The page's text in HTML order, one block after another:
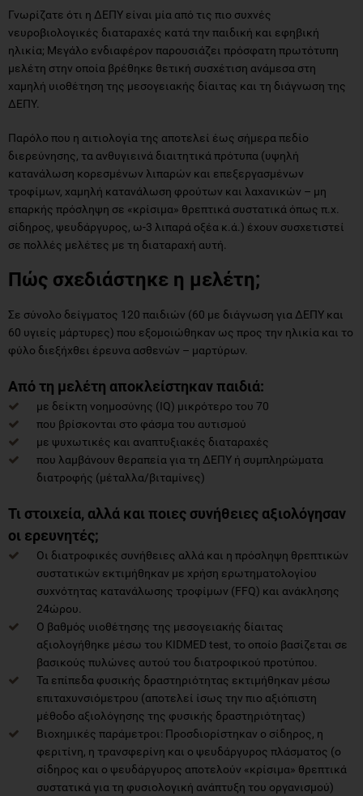
Γνωρίζατε ότι η ΔΕΠΥ είναι μία από τις πιο συχνές
νευροβιολογικές διαταραχές κατά την παιδική και εφηβική
ηλικία; Μεγάλο ενδιαφέρον παρουσιάζει πρόσφατη πρωτότυπη
μελέτη στην οποία βρέθηκε θετική συσχέτιση ανάμεσα στη
χαμηλή υιοθέτηση της μεσογειακής δίαιτας και τη διάγνωση της
ΔΕΠΥ.
Παρόλο που η αιτιολογία της αποτελεί έως σήμερα πεδίο
διερεύνησης, τα ανθυγιεινά διαιτητικά πρότυπα (υψηλή
κατανάλωση κορεσμένων λιπαρών και επεξεργασμένων
τροφίμων, χαμηλή κατανάλωση φρούτων και λαχανικών – μη
επαρκής πρόσληψη σε «κρίσιμα» θρεπτικά συστατικά όπως π.χ.
σίδηρος, ψευδάργυρος, ω-3 λιπαρά οξέα κ.ά.) έχουν συσχετιστεί
σε πολλές μελέτες με τη διαταραχή αυτή.
Πώς σχεδιάστηκε η μελέτη;
Σε σύνολο δείγματος 120 παιδιών (60 με διάγνωση για ΔΕΠΥ και
60 υγιείς μάρτυρες) που εξομοιώθηκαν ως προς την ηλικία και το
φύλο διεξήχθει έρευνα ασθενών – μαρτύρων.
Από τη μελέτη αποκλείστηκαν παιδιά:
με δείκτη νοημοσύνης (IQ) μικρότερο του 70
που βρίσκονται στο φάσμα του αυτισμού
με ψυχωτικές και αναπτυξιακές διαταραχές
που λαμβάνουν θεραπεία για τη ΔΕΠΥ ή συμπληρώματα
διατροφής (μέταλλα/βιταμίνες)
Τι στοιχεία, αλλά και ποιες συνήθειες αξιολόγησαν
οι ερευνητές;
Οι διατροφικές συνήθειες αλλά και η πρόσληψη θρεπτικών
συστατικών εκτιμήθηκαν με χρήση ερωτηματολογίου
συχνότητας κατανάλωσης τροφίμων (FFQ) και ανάκλησης
24ώρου.
Ο βαθμός υιοθέτησης της μεσογειακής δίαιτας
αξιολογήθηκε μέσω του KIDMED test, το οποίο βασίζεται σε
βασικούς πυλώνες αυτού του διατροφικού προτύπου.
Τα επίπεδα φυσικής δραστηριότητας εκτιμήθηκαν μέσω
επιταχυνσιόμετρου (αποτελεί ίσως την πιο αξιόπιστη
μέθοδο αξιολόγησης της φυσικής δραστηριότητας)
Βιοχημικές παράμετροι: Προσδιορίστηκαν ο σίδηρος, η
φεριτίνη, η τρανσφερίνη και ο ψευδάργυρος πλάσματος (ο
σίδηρος και ο ψευδάργυρος αποτελούν «κρίσιμα» θρεπτικά
συστατικά για τη φυσιολογική ανάπτυξη του οργανισμού)